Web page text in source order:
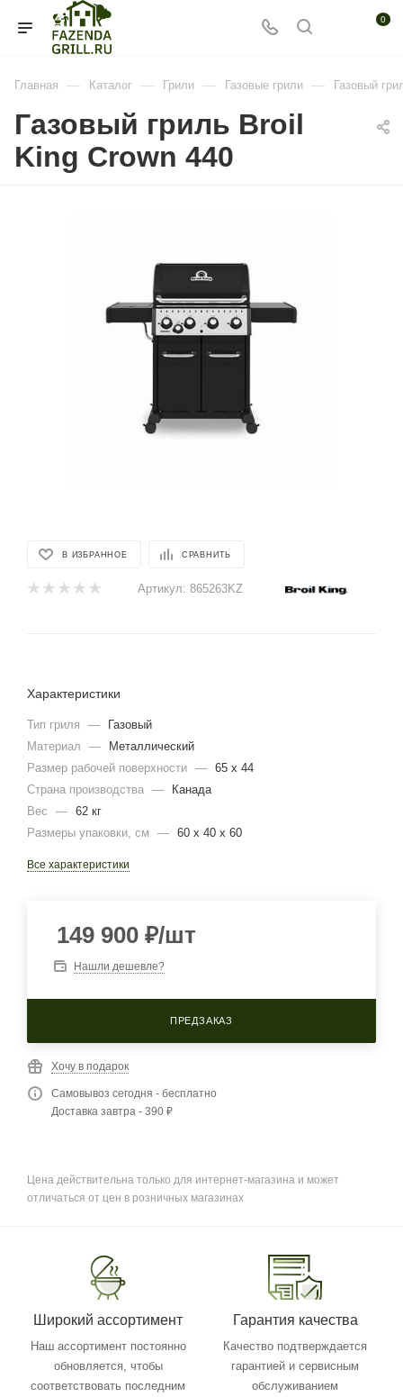
0
Главная — Каталог — Грили — Газовые грили — Газовый
Газовый гриль Broil
King Crown 440
В ИЗБРАННОЕ СРАВНИТЬ
Артикул: 865263KZ
Характеристики
Тип гриля —
Газовый
Материал
—
Металлический
Размер рабочей поверхности — 65 х 44
Страна производства —
Канада
Вес
— 62 кг
Размеры упаковки, cм
— 60 х 40 х 60
Все характеристики
149 900 ₽/шт
Нашли дешевле?
ПРЕДЗАКАЗ
Хочу в подарок
Самовывоз сегодня - бесплатно
Доставка завтра - 390 ₽
Цена действительна только для интернет-магазина и может
отличаться от цен в розничных магазинах
Широкий ассортимент
Наш ассортимент постоянно
обновляется, чтобы
соответствовать последним
Гарантия качества
Качество подтверждается
гарантией и сервисным
обслуживанием